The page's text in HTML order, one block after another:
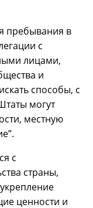
пребывания в
с
лицами,
и
способы, с
могут
местную
с
страны,
ценности и